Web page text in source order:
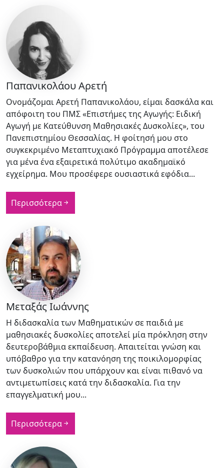
Παπανικολάου Αρετή
Ονομάζομαι Αρετή Παπανικολάου, είμαι δασκάλα και
απόφοιτη του ΠΜΣ «Επιστήμες της Αγωγής: Ειδική
Αγωγή με Κατεύθυνση Μαθησιακές Δυσκολίες», του
Πανεπιστημίου Θεσσαλίας. Η φοίτησή μου στο
συγκεκριμένο Μεταπτυχιακό Πρόγραμμα αποτέλεσε
για μένα ένα εξαιρετικά πολύτιμο ακαδημαϊκό
εγχείρημα. Μου προσέφερε ουσιαστικά εφόδια...
Περισσότερα
Μεταξάς Ιωάννης
Η διδασκαλία των Μαθηματικών σε παιδιά με
μαθησιακές δυσκολίες αποτελεί μία πρόκληση στην
δευτεροβάθμια εκπαίδευση. Απαιτείται γνώση και
υπόβαθρο για την κατανόηση της ποικιλομορφίας
των δυσκολιών που υπάρχουν και είναι πιθανό να
αντιμετωπίσεις κατά την διδασκαλία. Για την
επαγγελματική μου...
Περισσότερα